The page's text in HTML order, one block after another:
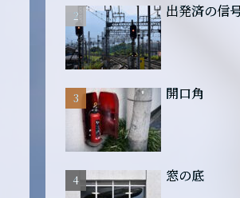
出発済の信
開口角
窓の底